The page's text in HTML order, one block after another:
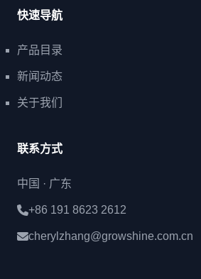
快速导航
产品目录
新闻动态
关于我们
联系方式
中国 · 广东
+86 191 8623 2612
cherylzhang@growshine.com.cn